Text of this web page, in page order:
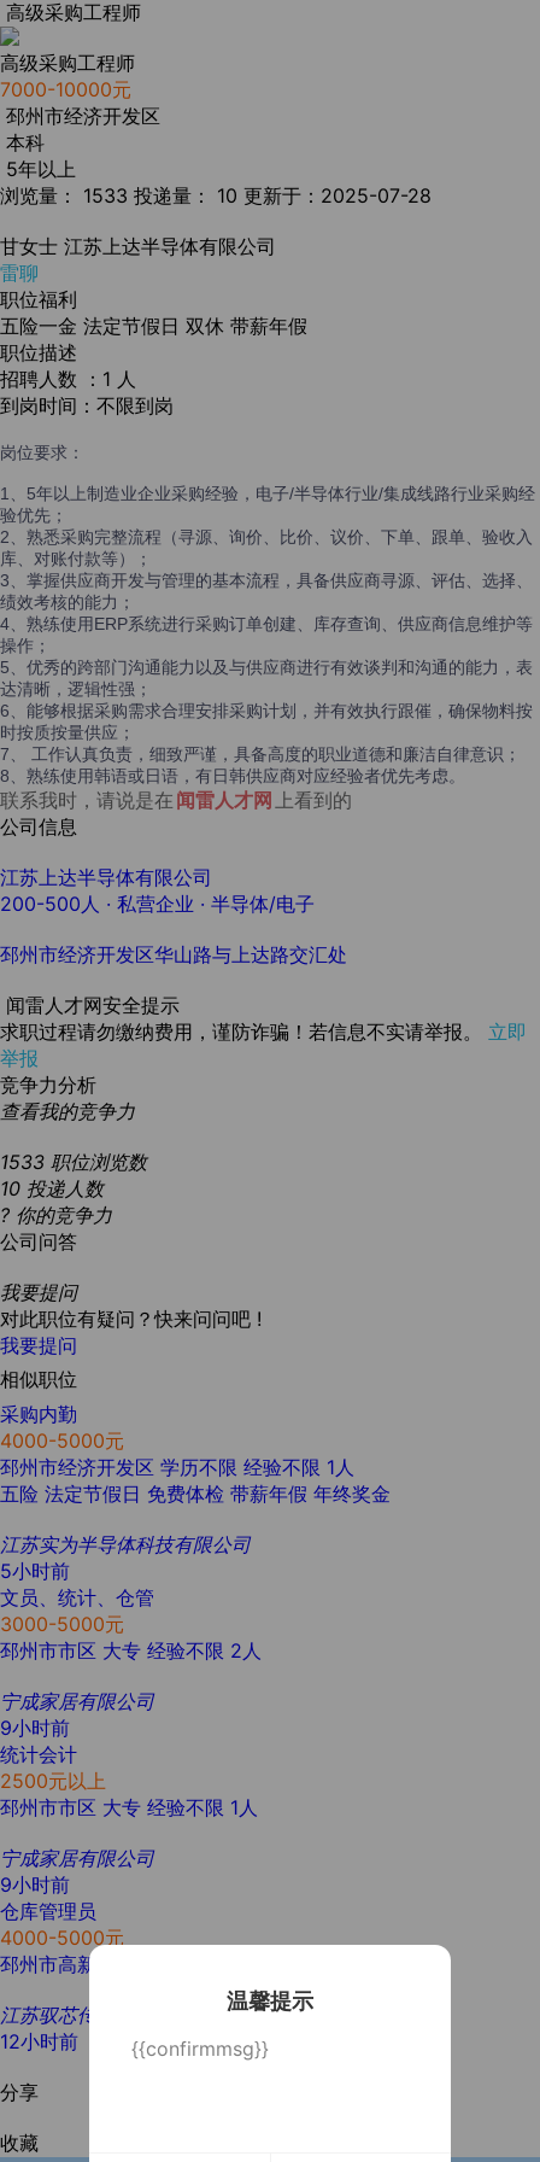
高级采购工程师
高级采购工程师
7000-10000元
邳州市经济开发区
本科
5年以上
浏览量： 1533 投递量： 10 更新于：2025-07-28
甘女士 江苏上达半导体有限公司
雷聊
职位福利
五险一金 法定节假日 双休 带薪年假
职位描述
招聘人数 ：1 人
到岗时间：不限到岗
岗位要求：
1、5年以上制造业企业采购经验，电子/半导体行业/集成线路行业采购经
验优先；
2、熟悉采购完整流程（寻源、询价、比价、议价、下单、跟单、验收入
库、对账付款等）；
3、掌握供应商开发与管理的基本流程，具备供应商寻源、评估、选择、
绩效考核的能力；
4、熟练使用ERP系统进行采购订单创建、库存查询、供应商信息维护等
操作；
5、优秀的跨部门沟通能力以及与供应商进行有效谈判和沟通的能力，表
达清晰，逻辑性强；
6、能够根据采购需求合理安排采购计划，并有效执行跟催，确保物料按
时按质按量供应；
7、 工作认真负责，细致严谨，具备高度的职业道德和廉洁自律意识；
8、熟练使用韩语或日语，有日韩供应商对应经验者优先考虑。
联系我时，请说是在 闻雷人才网 上看到的
公司信息
江苏上达半导体有限公司
200-500人 · 私营企业 · 半导体/电子
邳州市经济开发区华山路与上达路交汇处
闻雷人才网安全提示
求职过程请勿缴纳费用，谨防诈骗！若信息不实请举报。 立即
举报
竞争力分析
查看我的竞争力
1533 职位浏览数
10 投递人数
? 你的竞争力
公司问答
我要提问
对此职位有疑问？快来问问吧 !
我要提问
相似职位
采购内勤
4000-5000元
邳州市经济开发区 学历不限 经验不限 1人
五险 法定节假日 免费体检 带薪年假 年终奖金
江苏实为半导体科技有限公司
5小时前
文员、统计、仓管
3000-5000元
邳州市市区 大专 经验不限 2人
宁成家居有限公司
9小时前
统计会计
2500元以上
邳州市市区 大专 经验不限 1人
宁成家居有限公司
9小时前
仓库管理员
4000-5000元
邳州市高新区
江苏驭芯传感器科技有限公司
12小时前
分享
收藏
温馨提示
{{confirmmsg}}